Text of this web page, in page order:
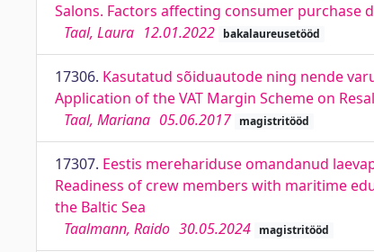
Salons. Factors affecting consumer purchase
Taal, Laura 12.01.2022 bakalaureusetööd
17306. Kasutatud sõiduautode ning nende
Application of the VAT Margin Scheme on
Taal, Mariana 05.06.2017 magistritööd
17307. Eestis merehariduse omandanud
Readiness of crew members with maritime
the Baltic Sea
Taalmann, Raido 30.05.2024 magistritööd